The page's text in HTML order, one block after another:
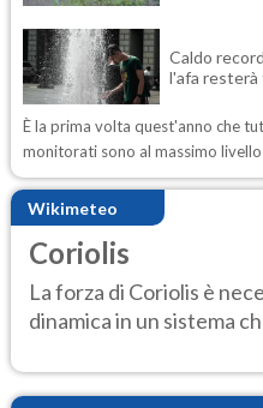
Caldo
l'afa resterà
È la prima volta quest'anno che
monitorati sono al massimo
Wikimeteo
Coriolis
La forza di Coriolis è
dinamica in un sistema